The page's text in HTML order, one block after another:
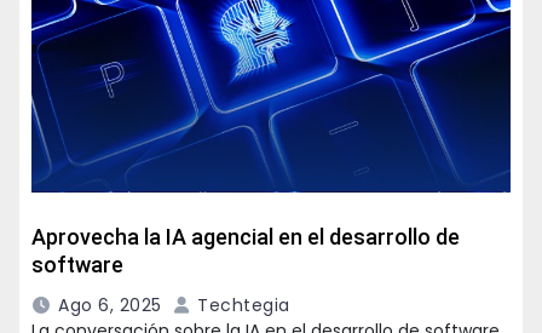
Aprovecha la IA agencial en el desarrollo de
software
Ago 6, 2025
Techtegia